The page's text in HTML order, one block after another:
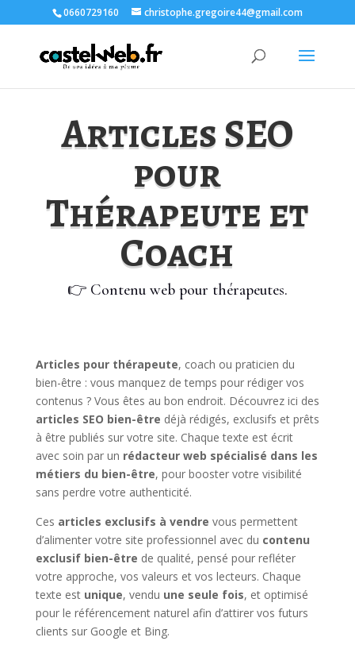
0660729160 christophe.gregoire44@gmail.com
Articles SEO
pour
Thérapeute et
Coach
👉 Contenu web pour thérapeutes.
Articles pour thérapeute, coach ou praticien du
bien-être : vous manquez de temps pour rédiger vos
contenus ? Vous êtes au bon endroit. Découvrez ici des
articles SEO bien-être déjà rédigés, exclusifs et prêts
à être publiés sur votre site. Chaque texte est écrit
avec soin par un rédacteur web spécialisé dans les
métiers du bien-être, pour booster votre visibilité
sans perdre votre authenticité.
Ces articles exclusifs à vendre vous permettent
d’alimenter votre site professionnel avec du contenu
exclusif bien-être de qualité, pensé pour refléter
votre approche, vos valeurs et vos lecteurs. Chaque
texte est unique, vendu une seule fois, et optimisé
pour le référencement naturel afin d’attirer vos futurs
clients sur Google et Bing.